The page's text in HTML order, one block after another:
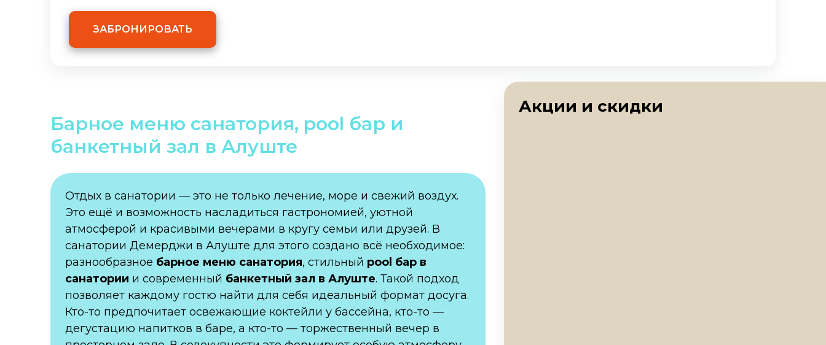
ЗАБРОНИРОВАТЬ
Барное меню санатория, pool бар и
банкетный зал в Алуште
Отдых в санатории — это не только лечение, море и свежий воздух.
Это ещё и возможность насладиться гастрономией, уютной
атмосферой и красивыми вечерами в кругу семьи или друзей. В
санатории Демерджи в Алуште для этого создано всё необходимое:
разнообразное барное меню санатория, стильный pool бар в
санатории и современный банкетный зал в Алуште. Такой подход
позволяет каждому гостю найти для себя идеальный формат досуга.
Кто-то предпочитает освежающие коктейли у бассейна, кто-то —
дегустацию напитков в баре, а кто-то — торжественный вечер в
Акции и скидки